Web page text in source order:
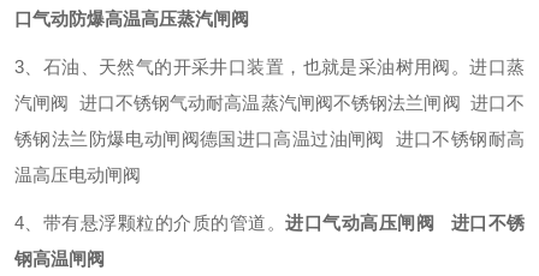
口气动防爆高温高压蒸汽闸阀
3、石油、天然气的开采井口装置，也就是采油树用阀。进口蒸
汽闸阀 进口不锈钢气动耐高温蒸汽闸阀不锈钢法兰闸阀 进口不
锈钢法兰防爆电动闸阀德国进口高温过油闸阀 进口不锈钢耐高
温高压电动闸阀
4、带有悬浮颗粒的介质的管道。进口气动高压闸阀 进口不锈
钢高温闸阀